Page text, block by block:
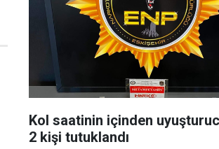
Kol saatinin içinden
2 kişi tutuklandı